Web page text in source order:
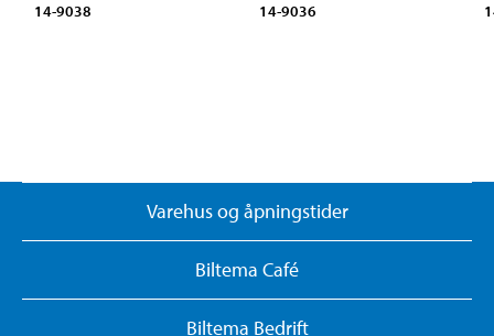
14-9038 14-9036
Varehus og åpningstider
Biltema Café
Biltema Bedrift